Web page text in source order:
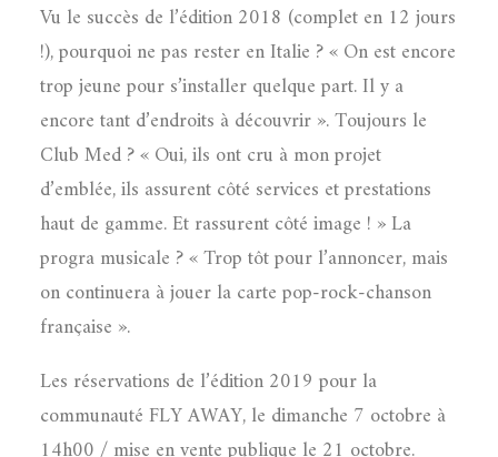
Vu le succès de l’édition 2018 (complet en 12 jours
!), pourquoi ne pas rester en Italie ? « On est encore
trop jeune pour s’installer quelque part. Il y a
encore tant d’endroits à découvrir ». Toujours le
Club Med ? « Oui, ils ont cru à mon projet
d’emblée, ils assurent côté services et prestations
haut de gamme. Et rassurent côté image ! » La
progra musicale ? « Trop tôt pour l’annoncer, mais
on continuera à jouer la carte pop-rock-chanson
française ».
Les réservations de l’édition 2019 pour la
communauté FLY AWAY, le dimanche 7 octobre à